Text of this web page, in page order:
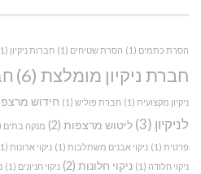
הסרת כתמים (1) הסרת שטיחים (1) חברות ניקיון (1)
חברת ניקיון מומלצת (6)
ניקיון מקצועית (1) חברת פוליש (1) חידוש
לניקיון (3) ליטוש מרצפות (2) מנקה בתים (1)
פרטית (1) ניקוי אבנים משתלבות (1) ניקוי ארונות (1)
ניקוי חלודה (1) ניקוי חלונות (2) ניקוי חניונים (1)